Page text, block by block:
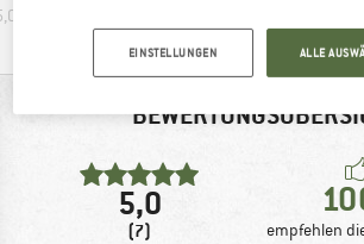
5,0
(7) empfehlen
EINSTELLUNGEN ALLE